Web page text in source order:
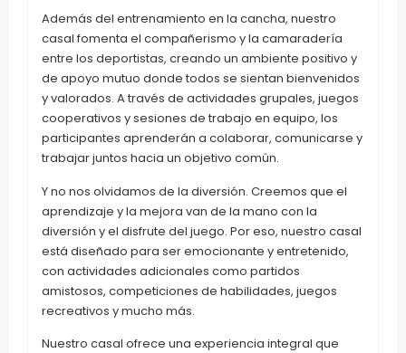
Además del entrenamiento en la cancha, nuestro
casal fomenta el compañerismo y la camaradería
entre los deportistas, creando un ambiente positivo y
de apoyo mutuo donde todos se sientan bienvenidos
y valorados. A través de actividades grupales, juegos
cooperativos y sesiones de trabajo en equipo, los
participantes aprenderán a colaborar, comunicarse y
trabajar juntos hacia un objetivo común.
Y no nos olvidamos de la diversión. Creemos que el
aprendizaje y la mejora van de la mano con la
diversión y el disfrute del juego. Por eso, nuestro casal
está diseñado para ser emocionante y entretenido,
con actividades adicionales como partidos
amistosos, competiciones de habilidades, juegos
recreativos y mucho más.
Nuestro casal ofrece una experiencia integral que